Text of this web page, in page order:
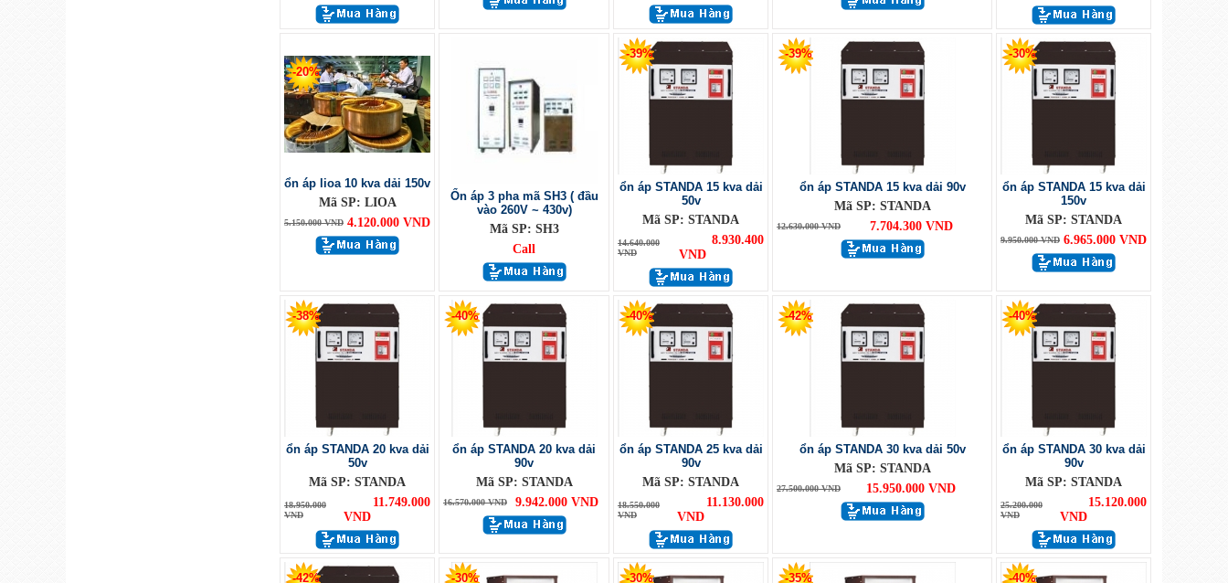
-20%
ổn áp lioa 10 kva dải 150v
Mã SP: LIOA
5.150.000 VND 4.120.000 VND
Ổn áp 3 pha mã SH3 ( đầu
vào 260V ~ 430v)
Mã SP: SH3
Call
-39%
ổn áp STANDA 15 kva dải
50v
Mã SP: STANDA
14.640.000
VND
8.930.400
VND
-39%
ổn áp STANDA 15 kva dải 90v
Mã SP: STANDA
12.630.000 VND 7.704.300 VND
-30%
ổn áp STANDA 15 kva dải
150v
Mã SP: STANDA
9.950.000 VND 6.965.000 VND
-38%
ổn áp STANDA 20 kva dải
50v
Mã SP: STANDA
18.950.000
VND
11.749.000
VND
-40%
ổn áp STANDA 20 kva dải
90v
Mã SP: STANDA
16.570.000 VND 9.942.000 VND
-40%
ổn áp STANDA 25 kva dải
90v
Mã SP: STANDA
18.550.000
VND
11.130.000
VND
-42%
ổn áp STANDA 30 kva dải 50v
Mã SP: STANDA
27.500.000 VND 15.950.000 VND
-40%
ổn áp STANDA 30 kva dải
90v
Mã SP: STANDA
25.200.000
VND
15.120.000
VND
-42% -30% -30% -35% -40%